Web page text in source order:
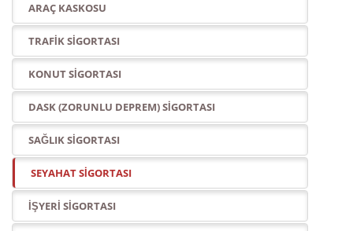
ARAÇ KASKOSU
TRAFİK SİGORTASI
KONUT SİGORTASI
DASK (ZORUNLU DEPREM) SİGORTASI
SAĞLIK SİGORTASI
SEYAHAT SİGORTASI
İŞYERİ SİGORTASI